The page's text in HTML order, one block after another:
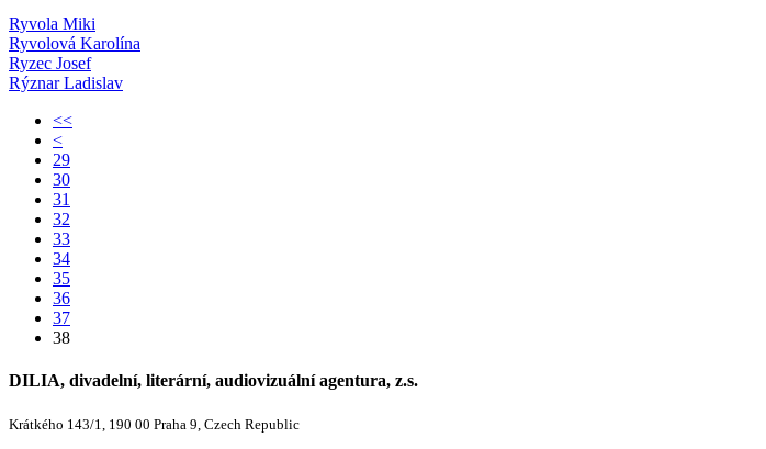
Ryvola Miki
Ryvolová Karolína
Ryzec Josef
Rýznar Ladislav
<<
<
29
30
31
32
33
34
35
36
37
38
DILIA, divadelní, literární, audiovizuální agentura, z.s.
Krátkého 143/1, 190 00 Praha 9, Czech Republic